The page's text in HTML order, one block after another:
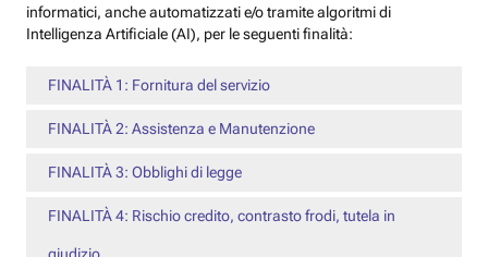
informatici, anche automatizzati e/o tramite algoritmi di
Intelligenza Artificiale (AI), per le seguenti finalità:
FINALITÀ 1: Fornitura del servizio
FINALITÀ 2: Assistenza e Manutenzione
FINALITÀ 3: Obblighi di legge
FINALITÀ 4: Rischio credito, contrasto frodi, tutela in